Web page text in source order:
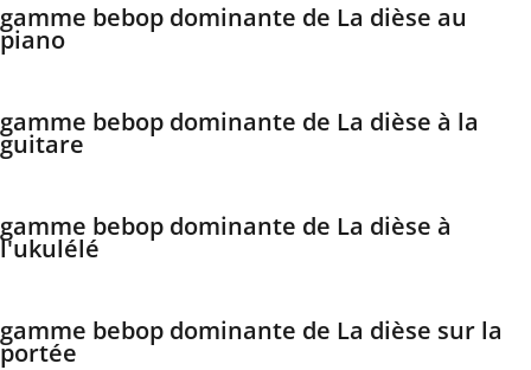
हिन्दी
gamme bebop dominante de La dièse au
piano
gamme bebop dominante de La dièse à la
guitare
gamme bebop dominante de La dièse à
l'ukulélé
gamme bebop dominante de La dièse sur la
portée